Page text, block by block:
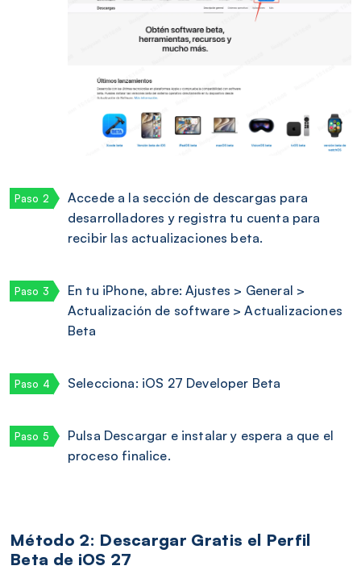
Accede a la sección de descargas para
desarrolladores y registra tu cuenta para
recibir las actualizaciones beta.
En tu iPhone, abre: Ajustes > General >
Actualización de software > Actualizaciones
Beta
Selecciona: iOS 27 Developer Beta
Pulsa Descargar e instalar y espera a que el
proceso finalice.
Método 2: Descargar Gratis el Perfil
Beta de iOS 27